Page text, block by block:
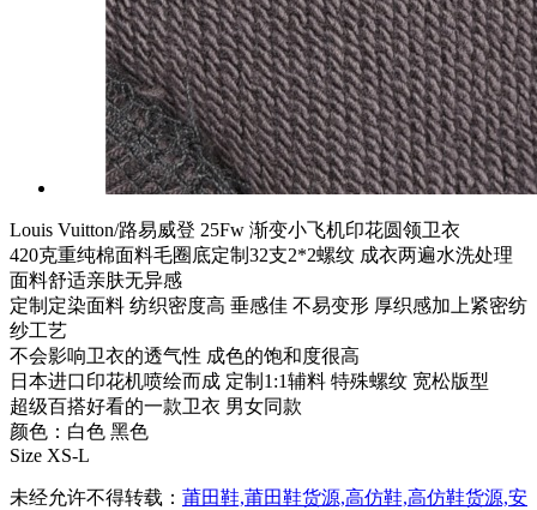
Louis Vuitton/路易威登 25Fw 渐变小飞机印花圆领卫衣
420克重纯棉面料毛圈底定制32支2*2螺纹 成衣两遍水洗处理
面料舒适亲肤无异感
定制定染面料 纺织密度高 垂感佳 不易变形 厚织感加上紧密纺
纱工艺
不会影响卫衣的透气性 成色的饱和度很高
日本进口印花机喷绘而成 定制1:1辅料 特殊螺纹 宽松版型
超级百搭好看的一款卫衣 男女同款
颜色：白色 黑色
Size XS-L
未经允许不得转载： 莆田鞋,莆田鞋货源,高仿鞋,高仿鞋货源,安